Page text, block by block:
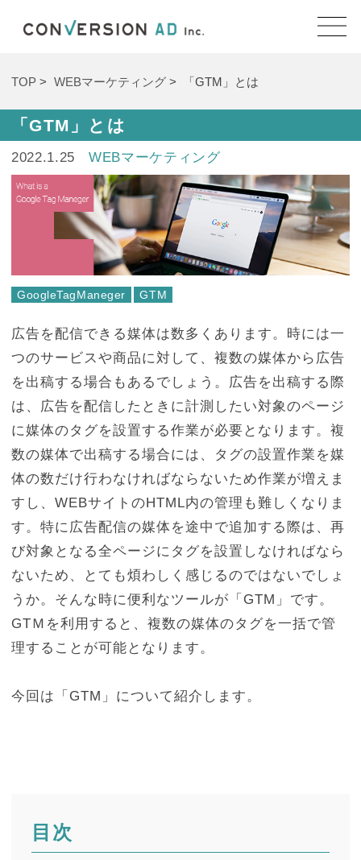
TOP WEBマーケティング 「GTM」とは
「GTM」とは
2022.1.25 WEBマーケティング
GoogleTagManeger GTM
広告を配信できる媒体は数多くあります。時には一
つのサービスや商品に対して、複数の媒体から広告
を出稿する場合もあるでしょう。広告を出稿する際
は、広告を配信したときに計測したい対象のページ
に媒体のタグを設置する作業が必要となります。複
数の媒体で出稿する場合には、タグの設置作業を媒
体の数だけ行わなければならないため作業が増えま
すし、WEBサイトのHTML内の管理も難しくなりま
す。特に広告配信の媒体を途中で追加する際は、再
び対象となる全ページにタグを設置しなければなら
ないため、とても煩わしく感じるのではないでしょ
うか。そんな時に便利なツールが「GTM」です。
GTＭを利用すると、複数の媒体のタグを一括で管
理することが可能となります。
今回は「GTM」について紹介します。
目次